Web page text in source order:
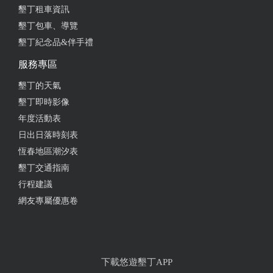
墾丁租車資訊
墾丁包車、導覽
墾丁紀念品&伴手禮
服務專區
墾丁的天氣
墾丁即時影像
年度活動表
日出日落時刻表
恆春地區潮汐表
墾丁交通指南
行程建議
網友專屬優惠卷
下載悠遊墾丁APP